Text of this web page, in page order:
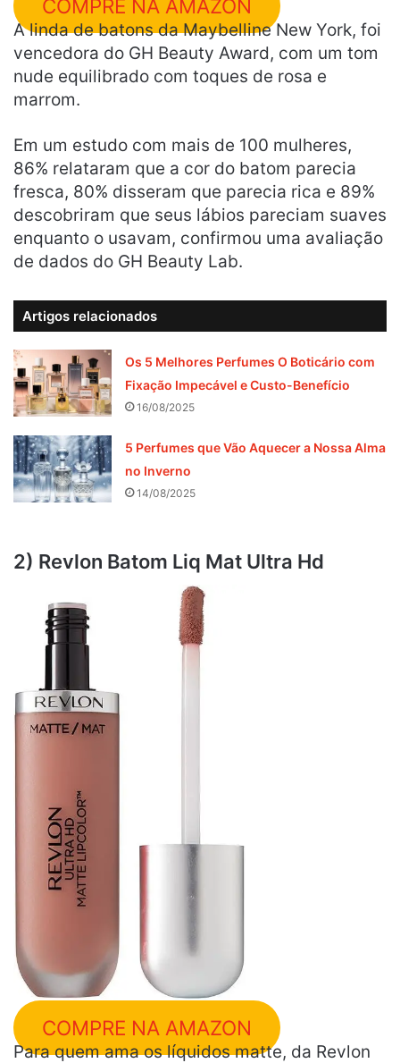
COMPRE NA AMAZON
A linda de batons da Maybelline New York, foi
vencedora do GH Beauty Award, com um tom
nude equilibrado com toques de rosa e
marrom.
Em um estudo com mais de 100 mulheres,
86% relataram que a cor do batom parecia
fresca, 80% disseram que parecia rica e 89%
descobriram que seus lábios pareciam suaves
enquanto o usavam, confirmou uma avaliação
de dados do GH Beauty Lab.
Artigos relacionados
Os 5 Melhores Perfumes O Boticário com
Fixação Impecável e Custo-Benefício
16/08/2025
5 Perfumes que Vão Aquecer a Nossa Alma
no Inverno
14/08/2025
2) Revlon Batom Liq Mat Ultra Hd
COMPRE NA AMAZON
Para quem ama os líquidos matte, da Revlon